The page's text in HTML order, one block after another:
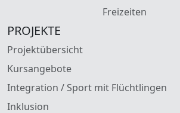
Freizeiten
PROJEKTE
Projektübersicht
Kursangebote
Integration / Sport mit Flüchtlingen
Inklusion